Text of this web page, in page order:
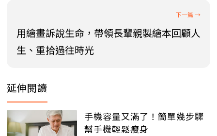
用繪畫訴說生命，帶領長輩親製繪本回顧人
生、重拾過往時光
延伸閱讀
手機容量又滿了！簡單幾步驟
幫手機輕鬆瘦身